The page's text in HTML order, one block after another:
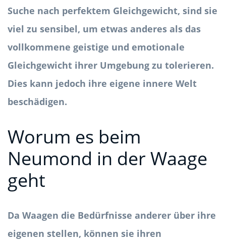
Suche nach perfektem Gleichgewicht, sind sie
viel zu sensibel, um etwas anderes als das
vollkommene geistige und emotionale
Gleichgewicht ihrer Umgebung zu tolerieren.
Dies kann jedoch ihre eigene innere Welt
beschädigen.
Worum es beim
Neumond in der Waage
geht
Da Waagen die Bedürfnisse anderer über ihre
eigenen stellen, können sie ihren